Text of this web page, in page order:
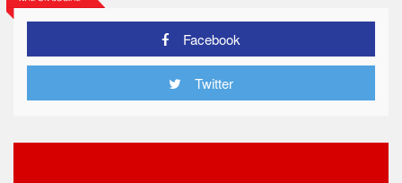
Facebook
Twitter